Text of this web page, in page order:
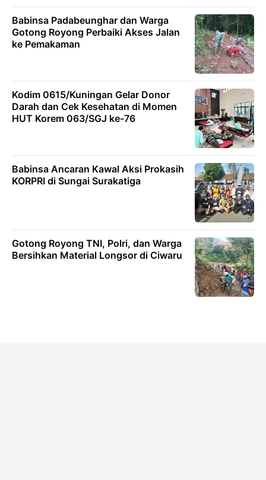
Babinsa Padabeunghar dan Warga
Gotong Royong Perbaiki Akses Jalan
ke Pemakaman
Kodim 0615/Kuningan Gelar Donor
Darah dan Cek Kesehatan di Momen
HUT Korem 063/SGJ ke-76
Babinsa Ancaran Kawal Aksi Prokasih
KORPRI di Sungai Surakatiga
Gotong Royong TNI, Polri, dan Warga
Bersihkan Material Longsor di Ciwaru